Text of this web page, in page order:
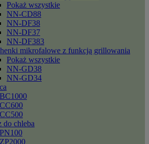
Pokaż wszystkie
NN-CD88
NN-DF38
NN-DF37
NN-DF383
mikrofalowe z funkcją grillowania
Pokaż wszystkie
NN-GD38
NN-GD34
do chleba